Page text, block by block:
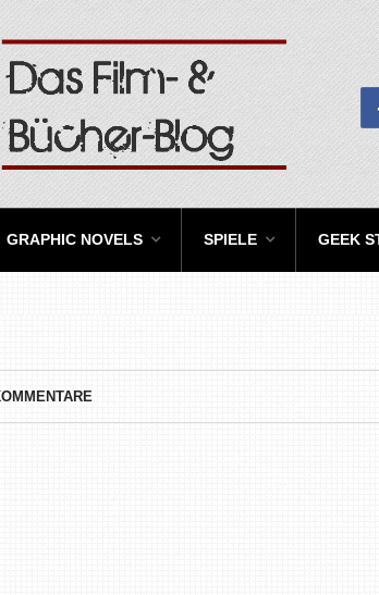
GRAPHIC NOVELS SPIELE GEEK